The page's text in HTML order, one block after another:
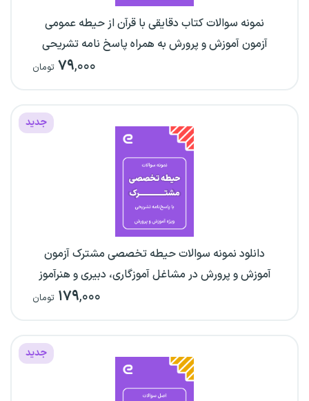
نمونه سوالات کتاب دقایقی با قرآن از حیطه عمومی
آزمون آموزش و پرورش به همراه پاسخ نامه تشریحی
۷۹,۰۰۰ تومان
جدید
دانلود نمونه سوالات حیطه تخصصی مشترک آزمون
آموزش و پرورش در مشاغل آموزگاری، دبیری و هنرآموز
۱۷۹,۰۰۰ تومان
جدید